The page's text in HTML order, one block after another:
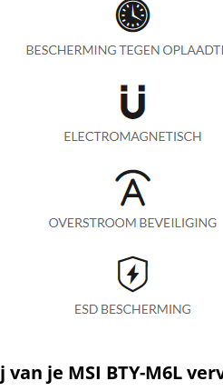
je MSI BTY-M6L